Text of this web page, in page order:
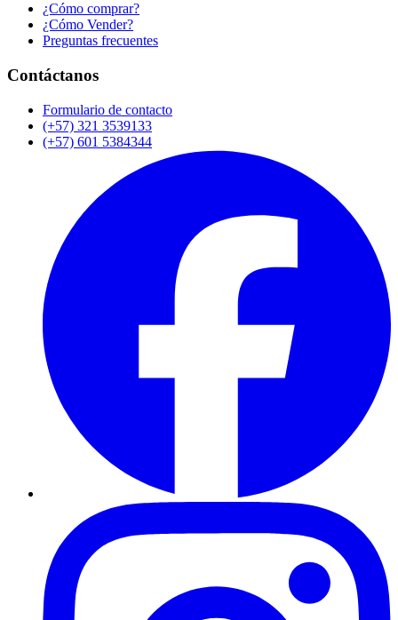
¿Cómo comprar?
¿Cómo Vender?
Preguntas frecuentes
Contáctanos
Formulario de contacto
(+57) 321 3539133
(+57) 601 5384344